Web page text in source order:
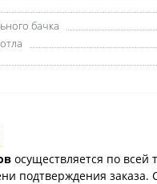
бачка
осуществляется по всей
подтверждения